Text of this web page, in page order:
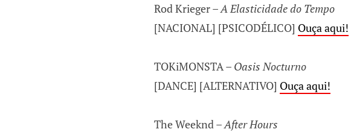
Rod Krieger –A Elasticidade do Tempo
[NACIONAL] [PSICODÉLICO] Ouça aqui!
TOKiMONSTA – Oasis Nocturno
[DANCE] [ALTERNATIVO] Ouça aqui!
The Weeknd –After Hours